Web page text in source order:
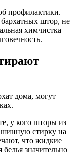
профилактики.
штор, не
химчистка
дома, могут
у кого шторы из
стирку на
что жидкие
значительно